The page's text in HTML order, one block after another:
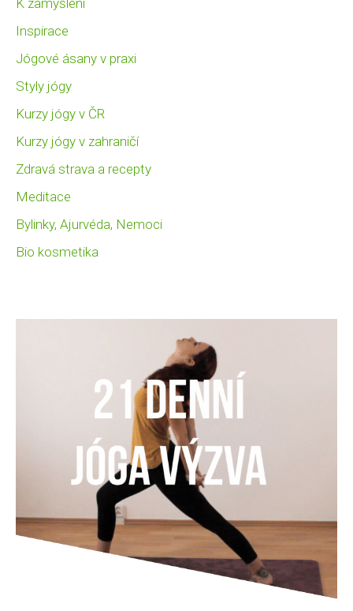
Inspirace
Jógové ásany v praxi
Styly jógy
Kurzy jógy v ČR
Kurzy jógy v zahraničí
Zdravá strava a recepty
Meditace
Bylinky, Ajurvéda, Nemoci
Bio kosmetika